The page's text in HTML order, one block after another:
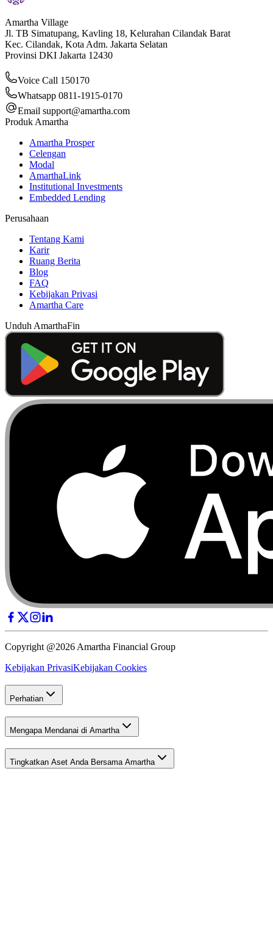
Amartha Village
Jl. TB Simatupang, Kavling 18, Kelurahan Cilandak Barat
Kec. Cilandak, Kota Adm. Jakarta Selatan
Provinsi DKI Jakarta 12430
Voice Call 150170
Whatsapp 0811-1915-0170
Email support@amartha.com
Produk Amartha
Amartha Prosper
Celengan
Modal
AmarthaLink
Institutional Investments
Embedded Lending
Perusahaan
Tentang Kami
Karir
Ruang Berita
Blog
FAQ
Kebijakan Privasi
Amartha Care
Unduh AmarthaFin
Copyright @2026 Amartha Financial Group
Kebijakan PrivasiKebijakan Cookies
Perhatian
Mengapa Mendanai di Amartha
Tingkatkan Aset Anda Bersama Amartha